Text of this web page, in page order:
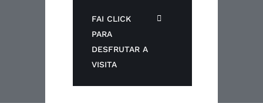
FAI CLICK
PARA
DESFRUTAR A
VISITA